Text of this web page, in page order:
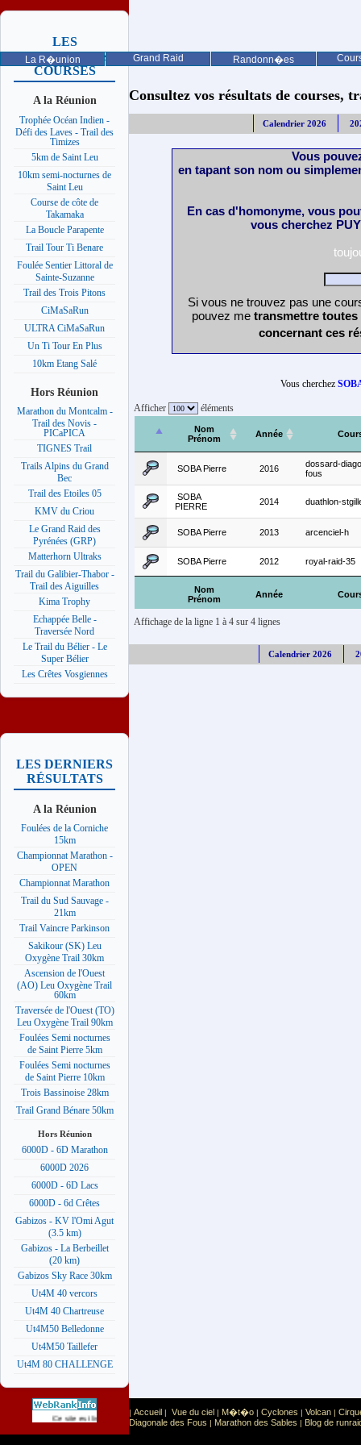
La R�union Grand Raid Randonn�es
LES
PROCHAINES
COURSES
A la Réunion
Trophée Océan Indien -
Défi des Laves - Trail des
Timizes
5km de Saint Leu
10km semi-nocturnes de
Saint Leu
Course de côte de
Takamaka
La Boucle Parapente
Trail Tour Ti Benare
Foulée Sentier Littoral de
Sainte-Suzanne
Trail des Trois Pitons
CiMaSaRun
ULTRA CiMaSaRun
Un Ti Tour En Plus
10km Etang Salé
Hors Réunion
Marathon du Montcalm -
Trail des Novis -
PICaPICA
TIGNES Trail
Trails Alpins du Grand
Bec
Trail des Etoiles 05
KMV du Criou
Le Grand Raid des
Pyrénées (GRP)
Matterhorn Ultraks
Trail du Galibier-Thabor -
Trail des Aiguilles
Kima Trophy
Echappée Belle -
Traversée Nord
Le Trail du Bélier - Le
Super Bélier
Les Crêtes Vosgiennes
LES DERNIERS
RÉSULTATS
A la Réunion
Foulées de la Corniche
15km
Championnat Marathon -
OPEN
Championnat Marathon
Trail du Sud Sauvage -
21km
Trail Vaincre Parkinson
Sakikour (SK) Leu
Oxygène Trail 30km
Ascension de l'Ouest
(AO) Leu Oxygène Trail
60km
Traversée de l'Ouest (TO)
Leu Oxygène Trail 90km
Foulées Semi nocturnes
de Saint Pierre 5km
Foulées Semi nocturnes
de Saint Pierre 10km
Trois Bassinoise 28km
Trail Grand Bénare 50km
Hors Réunion
6000D - 6D Marathon
6000D 2026
6000D - 6D Lacs
6000D - 6d Crêtes
Gabizos - KV l'Omi Agut
(3.5 km)
Gabizos - La Berbeillet
(20 km)
Gabizos Sky Race 30km
Ut4M 40 vercors
Ut4M 40 Chartreuse
Ut4M50 Belledonne
Ut4M50 Taillefer
Ut4M 80 CHALLENGE
Consultez vos résultats de courses,
Calendrier 2026
Vous
en tapant son nom ou
En cas d'homonyme, vous
vous cherchez
Si vous ne trouvez pas une
pouvez me transmettre
concernant ces
Vous cherchez
Afficher éléments
Nom
Prénom
Année
Nom
Prénom
Année
SOBA Pierre 2016
dossard-
fous
SOBA
PIERRE
2014 duathlon-
SOBA Pierre 2013 arcenciel-h
SOBA Pierre 2012 royal-raid-35
Affichage de la ligne 1 à 4 sur 4 lignes
Calendrier 2026
Ce site est list� dans la cat�gorie Sport Sports extr�mes
| Accueil | Vue du ciel | M�t�o | Cyclones | Volcan |
Diagonale des Fous | Marathon des Sables | Blog de